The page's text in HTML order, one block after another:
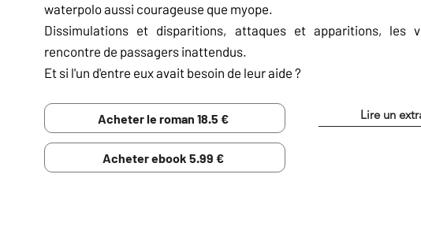
waterpolo aussi courageuse que myope.
Dissimulations et disparitions, attaques et apparitions, les
rencontre de passagers inattendus.
Et si l'un d'entre eux avait besoin de leur aide ?
Acheter le roman 18.5 € Lire un
Acheter ebook 5.99 €